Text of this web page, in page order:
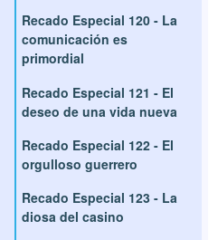
Recado Especial 120 - La
comunicación es
primordial
Recado Especial 121 - El
deseo de una vida nueva
Recado Especial 122 - El
orgulloso guerrero
Recado Especial 123 - La
diosa del casino